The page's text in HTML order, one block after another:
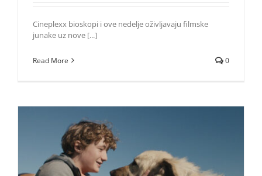
Cineplexx bioskopi i ove nedelje oživljavaju filmske
junake uz nove [...]
Read More 0